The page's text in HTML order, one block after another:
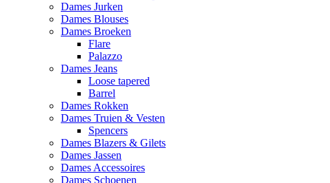
Dames Jurken
Dames Blouses
Dames Broeken
Flare
Palazzo
Dames Jeans
Loose tapered
Barrel
Dames Rokken
Dames Truien & Vesten
Spencers
Dames Blazers & Gilets
Dames Jassen
Dames Accessoires
Dames Schoenen